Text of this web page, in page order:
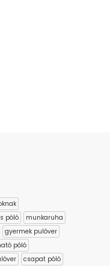
póló
munkaruha
gyermek pulóver
póló
csapat póló